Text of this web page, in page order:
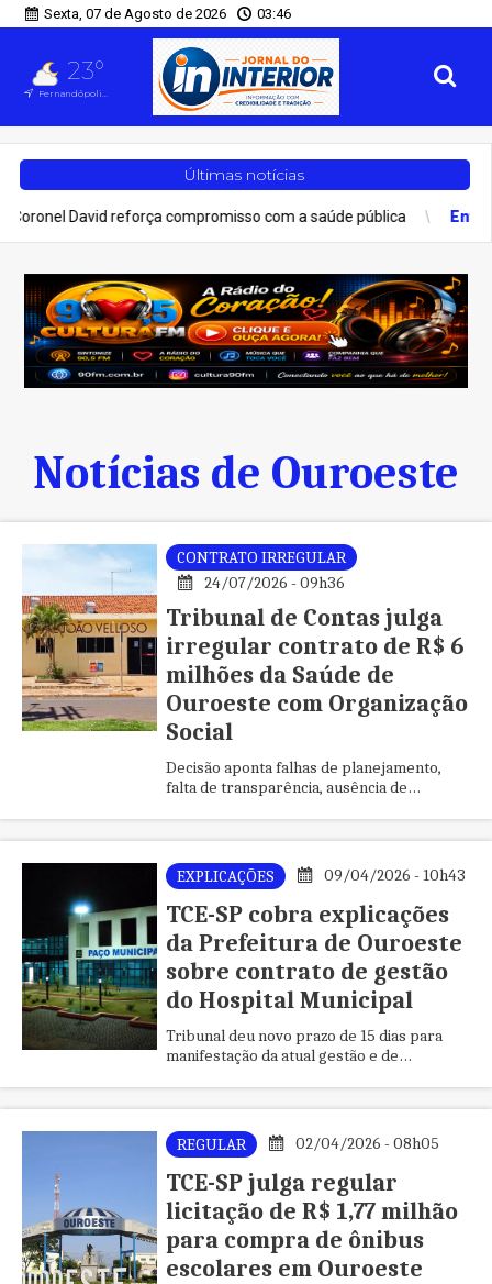
Sexta, 07 de Agosto de 2026 03:46
23°
Fernandópolis, SP
Últimas notícias
reforça compromisso com a saúde pública
Notícias de Ouroeste
CONTRATO IRREGULAR
24/07/2026 - 09h36
Tribunal de Contas julga
irregular contrato de R$ 6
milhões da Saúde de
Ouroeste com Organização
Social
Decisão aponta falhas de planejamento,
falta de transparência, ausência de
pela Prefeitura
EXPLICAÇÕES
09/04/2026 - 10h43
TCE-SP cobra explicações
da Prefeitura de Ouroeste
sobre contrato de gestão
do Hospital Municipal
Tribunal deu novo prazo de 15 dias para
manifestação da atual gestão e de
REGULAR 02/04/2026 - 08h05
TCE-SP julga regular
licitação de R$ 1,77 milhão
para compra de ônibus
escolares em Ouroeste